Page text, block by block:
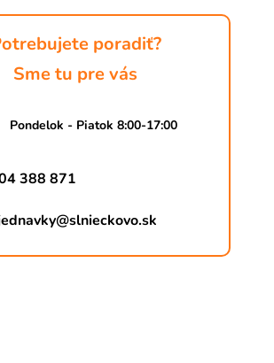
poradiť?
Sme tu pre vás
Pondelok - Piatok 8:00-17:00
388 871
@slnieckovo.sk